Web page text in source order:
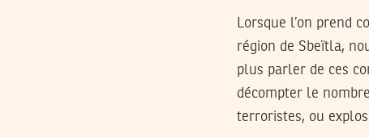
Lorsque l’on prend
région de Sbeïtla,
plus parler de ces
décompter le
terroristes, ou